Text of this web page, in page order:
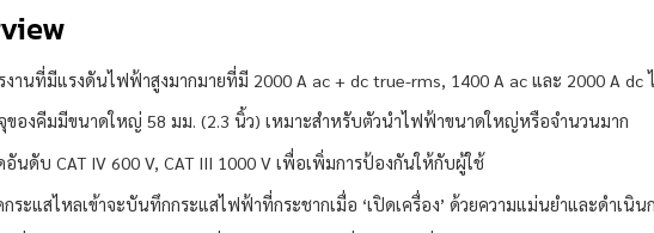
งานที่มีแรงดันไฟฟ้าสูงมากมายที่มี 2000 A ac + dc true-rms, 1400 A ac และ 2000 A dc
ของคีมมีขนาดใหญ่ 58 มม. (2.3 นิ้ว) เหมาะสำหรับตัวนำไฟฟ้าขนาดใหญ่หรือจำนวนมาก
อันดับ CAT IV 600 V, CAT III 1000 V เพื่อเพิ่มการป้องกันให้กับผู้ใช้
กระแสไหลเข้าจะบันทึกกระแสไฟฟ้าที่กระชากเมื่อ ‘เปิดเครื่อง’ ด้วยความแม่นยำและดำเนิน